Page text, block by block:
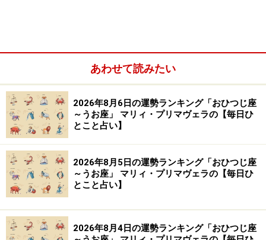
あわせて読みたい
2026年8月6日の運勢ランキング「おひつじ座
～うお座」 マリィ・プリマヴェラの【毎日ひ
とこと占い】
2026年8月5日の運勢ランキング「おひつじ座
～うお座」 マリィ・プリマヴェラの【毎日ひ
とこと占い】
2026年8月4日の運勢ランキング「おひつじ座